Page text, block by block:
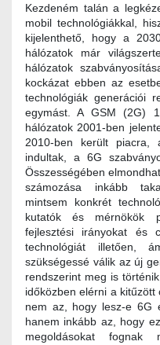
Kezdeném talán a
mobil technológiákkal,
kijelenthető, hogy a
hálózatok már
hálózatok
kockázat ebben az
technológiák generációi
egymást. A GSM (2G)
hálózatok 2001-ben
2010-ben került piacra,
indultak, a 6G
Összességében
számozása inkább
mintsem konkrét
kutatók és mérnökök
fejlesztési irányokat és
technológiát illetően,
szükségessé válik az új
rendszerint meg is
időközben elérni a
nem az, hogy lesz-e 6G
hanem inkább az, hogy
megoldásokat